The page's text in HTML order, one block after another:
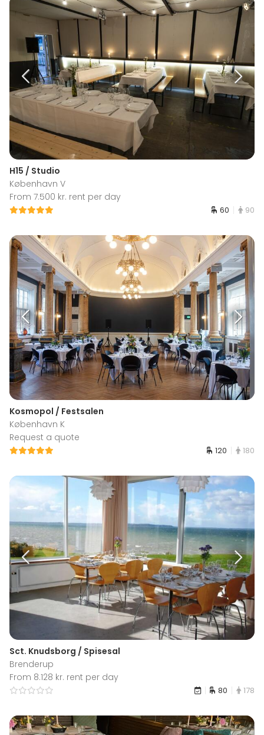
H15 / Studio
København V
From 7.500 kr. rent per day
60 90
Kosmopol / Festsalen
København K
Request a quote
120 180
Sct. Knudsborg / Spisesal
Brenderup
From 8.128 kr. rent per day
80 178